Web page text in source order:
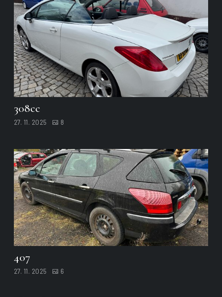
308cc
27. 11. 2025 8
407
27. 11. 2025 6